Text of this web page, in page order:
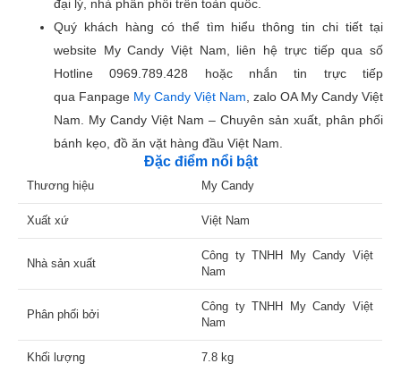
đại lý, nhà phân phối trên toàn quốc.
Quý khách hàng có thể tìm hiểu thông tin chi tiết tại
website My Candy Việt Nam, liên hệ trực tiếp qua số
Hotline 0969.789.428 hoặc nhắn tin trực tiếp
qua Fanpage My Candy Việt Nam , zalo OA My Candy Việt
Nam. My Candy Việt Nam – Chuyên sản xuất, phân phối
bánh kẹo, đồ ăn vặt hàng đầu Việt Nam.
Đặc điểm nổi bật
Thương hiệu My Candy
Xuất xứ Việt Nam
Nhà sản xuất
Công ty TNHH My Candy Việt
Nam
Phân phối bởi
Công ty TNHH My Candy Việt
Nam
Khối lượng 7.8 kg